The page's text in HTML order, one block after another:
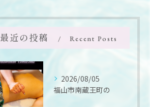
最近の投稿 Recent Posts
2026/08/05
福山市南蔵王町の